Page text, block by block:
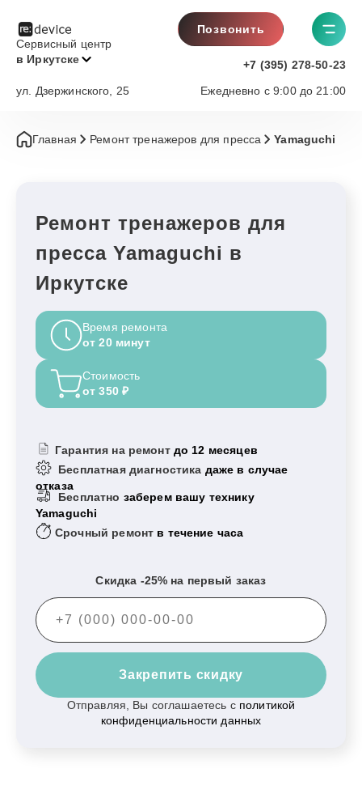
Сервисный центр
в Иркутске
Позвонить
+7 (395) 278-50-23
Ежедневно с 9:00 до 21:00
ул. Дзержинского, 25
Главная Ремонт тренажеров для пресса Yamaguchi
Ремонт тренажеров для
пресса Yamaguchi в
Иркутске
Время ремонта
от 20 минут
Стоимость
от 350 ₽
Гарантия на ремонт до 12 месяцев
Бесплатная диагностика даже в случае
отказа
Бесплатно заберем вашу технику
Yamaguchi
Срочный ремонт в течение часа
Скидка -25% на первый заказ
Закрепить скидку
Отправляя, Вы соглашаетесь с политикой
конфиденциальности данных